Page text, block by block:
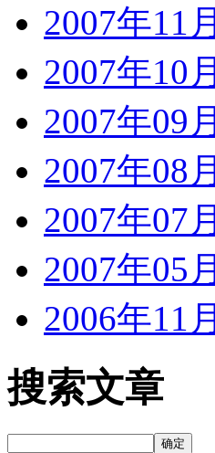
2007年11月
2007年10月
2007年09月
2007年08月
2007年07月
2007年05月
2006年11月
搜索文章
确定